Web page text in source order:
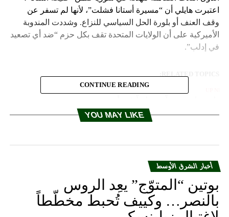
اعتبرت هايلي أن “مسيرة أستانا فشلت”، لأنها لم تسفر عن
وقف العنف أو بلورة الحل السياسي للنزاع. وشددت المندوبة
الأميركية على أن الولايات المتحدة تقف بكل حزم “ضد أي تصعيد
في إدلب”.
DON'T MISS
CONTINUE READING
YOU MAY LIKE
أخبار الشرق الأوسط
بوتين “المتوّج” يعِد الروس
بالنصر… وكييف تُحبط مخطّطاً